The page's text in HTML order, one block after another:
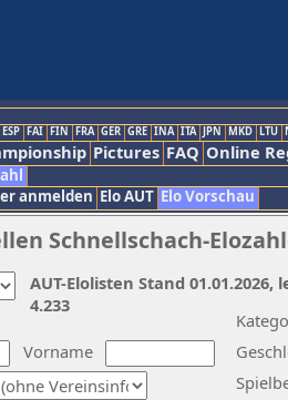
ESP FAI FIN FRA GER GRE INA ITA JPN MKD LTU
Pictures FAQ Online
anmelden Elo AUT Elo Vorschau
Schnellschach-
Vorname
AUT-Elolisten Stand
4.233